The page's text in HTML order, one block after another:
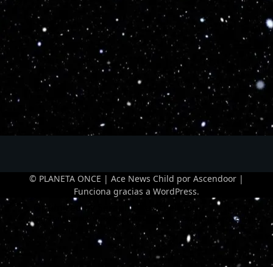
© PLANETA ONCE | Ace News Child por Ascendoor |
Funciona gracias a WordPress.
Optimized by Seraphinite Accelerator
Turns on site high speed to be attractive for people and search engines.